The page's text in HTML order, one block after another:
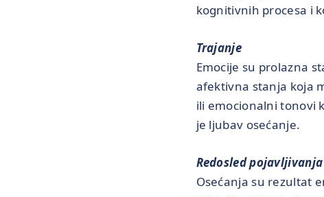
kognitivnih procesa i
Trajanje
Emocije su prolazna
afektivna stanja koja
ili emocionalni tonovi
je ljubav osećanje.
Redosled pojavljivanja
Osećanja su rezultat